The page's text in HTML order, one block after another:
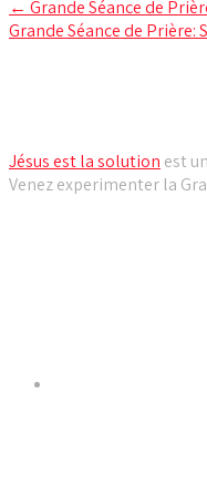
Post
navigation
← Grande Séance de
Grande Séance de Prière:
Jésus est la solution est
Venez experimenter la